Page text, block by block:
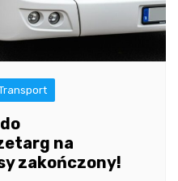
na
zakończony!